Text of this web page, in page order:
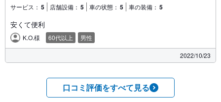
サービス： 5 店舗設備： 5 車の状態： 5 車の装備： 5
安くて便利
K.O.様 60代以上 男性
2022/10/23
口コミ評価をすべて見る